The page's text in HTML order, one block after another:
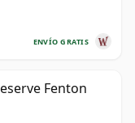
ENVÍO GRATIS
Fenton